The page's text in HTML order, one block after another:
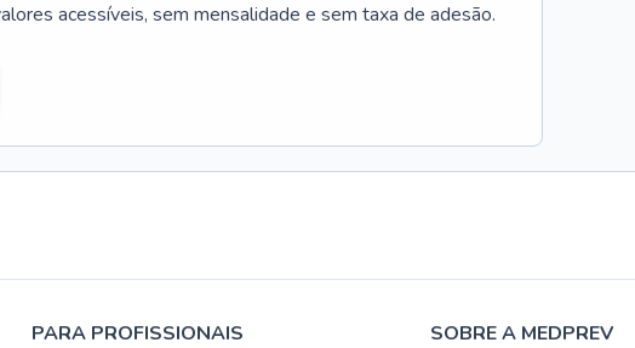
acessíveis, sem mensalidade e sem taxa de adesão.
PARA PROFISSIONAIS
SOBRE A MEDPREV